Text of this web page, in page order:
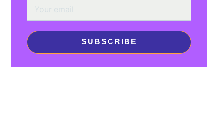
SUBSCRIBE